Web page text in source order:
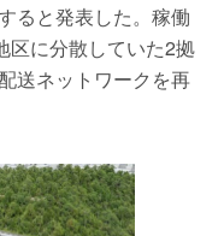
ると発表した。稼働
区に分散していた2拠
送ネットワークを再